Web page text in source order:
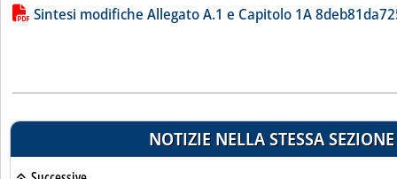
Sintesi modifiche Allegato A.1 e Capitolo 1A
NOTIZIE NELLA STESSA SEZIONE